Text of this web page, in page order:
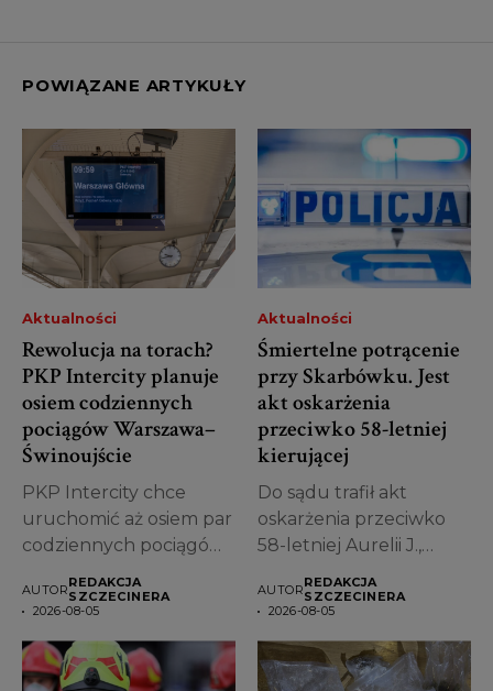
POWIĄZANE ARTYKUŁY
Aktualności
Rewolucja na torach?
PKP Intercity planuje
osiem codziennych
pociągów Warszawa–
Świnoujście
PKP Intercity chce
uruchomić aż osiem par
codziennych pociągów
AUTORREDAKCJA
SZCZECINERA
2026-08-05
Aktualności
Śmiertelne potrącenie
przy Skarbówku. Jest
akt oskarżenia
przeciwko 58-letniej
kierującej
Do sądu trafił akt
oskarżenia przeciwko
58-letniej Aurelii J.,
spowodowanie...
AUTORREDAKCJA
SZCZECINERA
2026-08-05